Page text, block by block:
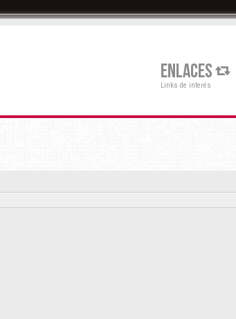
ENLACES
Links de interés